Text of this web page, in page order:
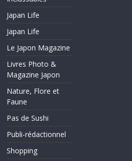
Japan Life
Japan Life
Le Japon Magazine
Livres Photo &
Magazine Japon
Nature, Flore et
Faune
Pas de Sushi
Publi-rédactionnel
Shopping